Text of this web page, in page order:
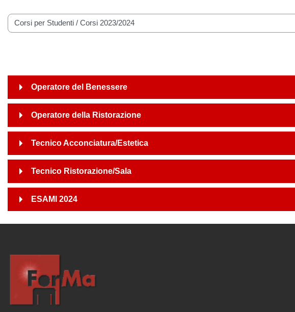
di corso
Operatore del Benessere
Operatore della Ristorazione
Tecnico Acconciatura/Estetica
Tecnico Ristorazione/Sala
ESAMI 2024